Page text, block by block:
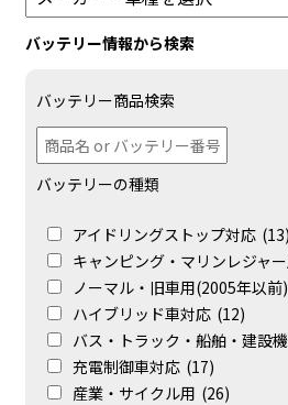
バッテリー情報から検索
バッテリー商品検索
バッテリーの種類
アイドリングストップ対応 (13)
キャンピング・マリンレジャ
ノーマル・旧車用(2005年以前)
ハイブリッド車対応 (12)
バス・トラック・船舶・建設
充電制御車対応 (17)
産業・サイクル用 (26)